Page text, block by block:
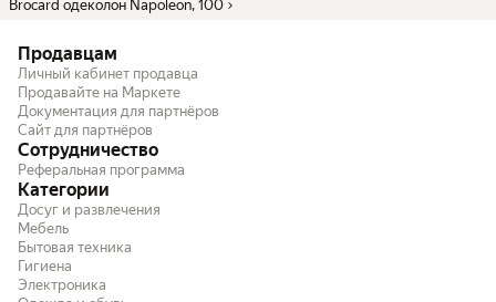
Brocard одеколон Napoleon, 100
Продавцам
Личный кабинет продавца
Продавайте на Маркете
Документация для партнёров
Сайт для партнёров
Сотрудничество
Реферальная программа
Категории
Досуг и развлечения
Мебель
Бытовая техника
Гигиена
Электроника